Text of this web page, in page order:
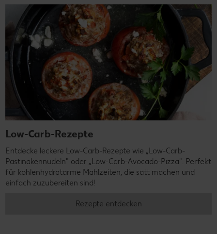
Low-Carb-Rezepte
Entdecke leckere Low-Carb-Rezepte wie „Low-Carb-
Pastinakennudeln" oder „Low-Carb-Avocado-Pizza". Perfekt
für kohlenhydratarme Mahlzeiten, die satt machen und
einfach zuzubereiten sind!
Rezepte entdecken